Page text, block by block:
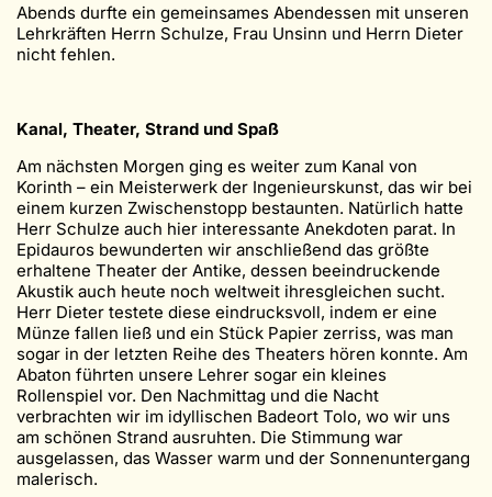
Abends durfte ein gemeinsames Abendessen mit unseren
Lehrkräften Herrn Schulze, Frau Unsinn und Herrn Dieter
nicht fehlen.
Kanal, Theater, Strand und Spaß
Am nächsten Morgen ging es weiter zum Kanal von
Korinth – ein Meisterwerk der Ingenieurskunst, das wir bei
einem kurzen Zwischenstopp bestaunten. Natürlich hatte
Herr Schulze auch hier interessante Anekdoten parat. In
Epidauros bewunderten wir anschließend das größte
erhaltene Theater der Antike, dessen beeindruckende
Akustik auch heute noch weltweit ihresgleichen sucht.
Herr Dieter testete diese eindrucksvoll, indem er eine
Münze fallen ließ und ein Stück Papier zerriss, was man
sogar in der letzten Reihe des Theaters hören konnte. Am
Abaton führten unsere Lehrer sogar ein kleines
Rollenspiel vor. Den Nachmittag und die Nacht
verbrachten wir im idyllischen Badeort Tolo, wo wir uns
am schönen Strand ausruhten. Die Stimmung war
ausgelassen, das Wasser warm und der Sonnenuntergang
malerisch.